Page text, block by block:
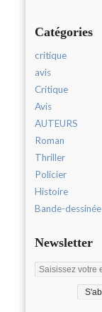
Catégories
critique
avis
Critique
Avis
AUTEURS
Roman
Thriller
Policier
Histoire
Bande-dessinée
Newsletter